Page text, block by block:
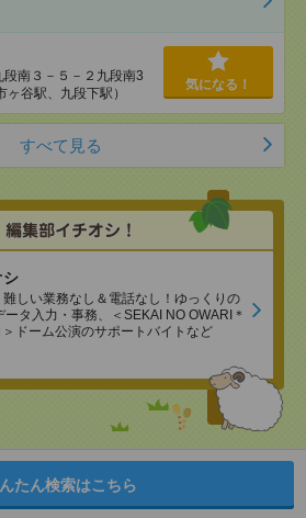
南３－５－２九段南3
谷駅、九段下駅）
気になる！
すべて見る
シ
難しい業務なし＆電話なし！ゆっくりの
タ入力・事務、＜SEKAI NO OWARI＊
ドーム公演のサポートバイトなど
たん検索はこちら